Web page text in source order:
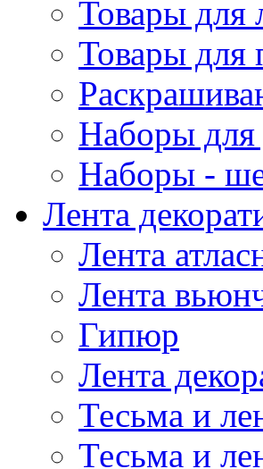
Товары для
Товары для
Наборы для
Наборы -
Лента
Лента
Лента
Гипюр
Лента
Тесьма и
Тесьма и